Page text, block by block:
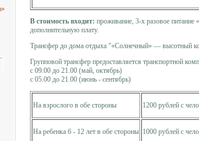
В стоимость входит: проживание, 3-х разовое
дополнительную плату.
Трансфер до дома отдыха "«Солнечный» — высотный
Групповой трансфер предоставляется транспортной
с 09.00 до 21.00 (май, октябрь)
с 05.00 до 21.00 (июнь - сентябрь)
На взрослого в обе стороны 1200 рублей с
На ребенка 6 - 12 лет в обе стороны 1000 рублей с